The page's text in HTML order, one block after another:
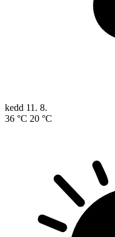
kedd 11. 8.
36 °C 20 °C